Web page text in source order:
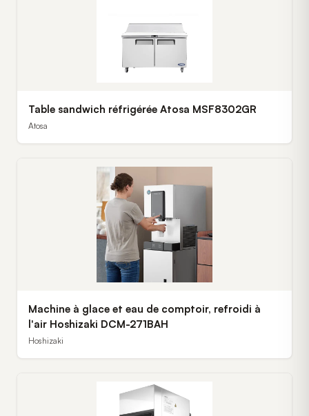
Table sandwich réfrigérée Atosa MSF8302GR
Atosa
Machine à glace et eau de comptoir, refroidi à
l'air Hoshizaki DCM-271BAH
Hoshizaki